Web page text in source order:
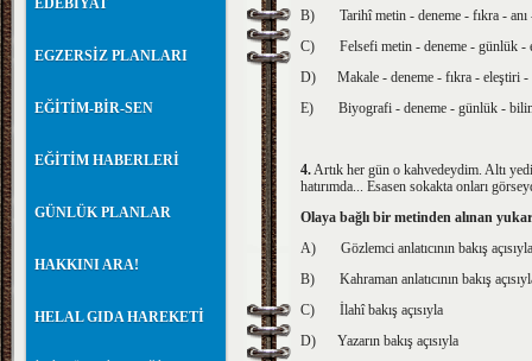
EDEBİYAT
EGZERSİZ PLANLARI
EĞİTİM-BİR-SEN
EĞİTİM HABERLERİ
GÜNLÜK PLANLAR
HAKKINI ARA!
HELAL GIDA HAREKETİ
B)
Tarihî metin - deneme - fıkra -
C)
Felsefi metin - deneme - günlük -
D)
Makale - deneme - fıkra - eleştiri
E)
Biyografi - deneme - günlük -
4.Artık her gün o kahvedeydim. Altı
hatırımda... Esasen sokakta onları
Olaya bağlı bir metinden alınan
A)
Gözlemci anlatıcının bakış açısıyla
B)
Kahraman anlatıcının bakış
C)
İlahî bakış açısıyla
D)
Yazarın bakış açısıyla